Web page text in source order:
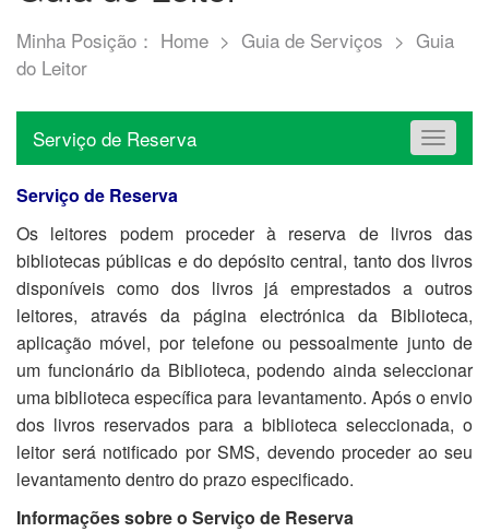
Minha Posição： Home > Guia de Serviços > Guia
do Leitor
Serviço de Reserva
Toggle
Serviço de Reserva
Os leitores podem proceder à reserva de livros das
bibliotecas públicas e do depósito central, tanto dos livros
disponíveis como dos livros já emprestados a outros
leitores, através da página electrónica da Biblioteca,
aplicação móvel, por telefone ou pessoalmente junto de
um funcionário da Biblioteca, podendo ainda seleccionar
uma biblioteca específica para levantamento. Após o envio
dos livros reservados para a biblioteca seleccionada, o
leitor será notificado por SMS, devendo proceder ao seu
levantamento dentro do prazo especificado.
Informações sobre o Serviço de Reserva